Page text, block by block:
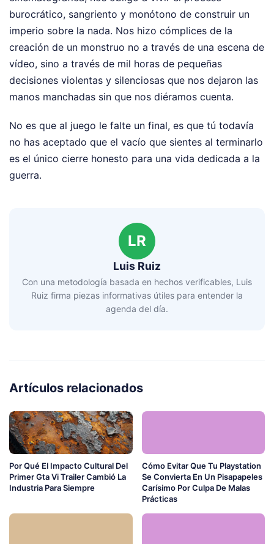
burocrático, sangriento y monótono de construir un
imperio sobre la nada. Nos hizo cómplices de la
creación de un monstruo no a través de una escena de
vídeo, sino a través de mil horas de pequeñas
decisiones violentas y silenciosas que nos dejaron las
manos manchadas sin que nos diéramos cuenta.
No es que al juego le falte un final, es que tú todavía
no has aceptado que el vacío que sientes al terminarlo
es el único cierre honesto para una vida dedicada a la
guerra.
LR
Luis Ruiz
Con una metodología basada en hechos verificables, Luis
Ruiz firma piezas informativas útiles para entender la
agenda del día.
Artículos relacionados
Por Qué El Impacto Cultural Del
Primer Gta Vi Trailer Cambió La
Industria Para Siempre
Cómo Evitar Que Tu Playstation
Se Convierta En Un Pisapapeles
Carísimo Por Culpa De Malas
Prácticas